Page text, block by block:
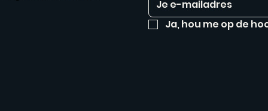
Ja, hou me op de